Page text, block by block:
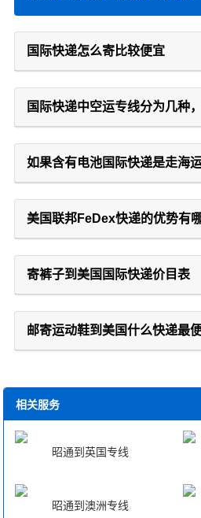
国际快递怎么寄比较便宜
国际快递中空运专线分为几种
如果含有电池国际快递是走海
美国联邦FeDex快递的优势有
寄裤子到美国国际快递价目表
邮寄运动鞋到美国什么快递最
相关服务
昭通到英国专线
昭通到澳洲专线